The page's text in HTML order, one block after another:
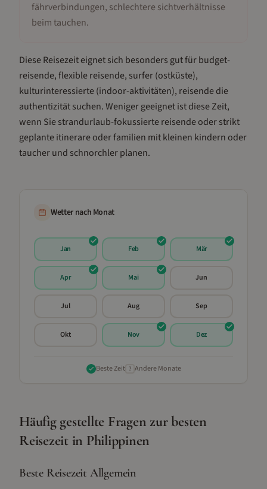
fährverbindungen, schlechtere sichtverhältnisse
beim tauchen.
Diese Reisezeit eignet sich besonders gut fürbudget-
reisende, flexible reisende, surfer (ostküste),
kulturinteressierte (indoor-aktivitäten), reisende die
authentizität suchen.Weniger geeignet ist diese Zeit,
wenn Sie strandurlaub-fokussierte reisende oder strikt
geplante itinerare oder familien mit kleinen kindern oder
taucher und schnorchler planen.
Wetter nach Monat
Jan Feb Mär
Apr Mai Jun
Jul Aug Sep
Okt Nov Dez
Beste Zeit ? Andere Monate
Häufig gestellte Fragen zur besten
Reisezeit in Philippinen
Beste Reisezeit Allgemein